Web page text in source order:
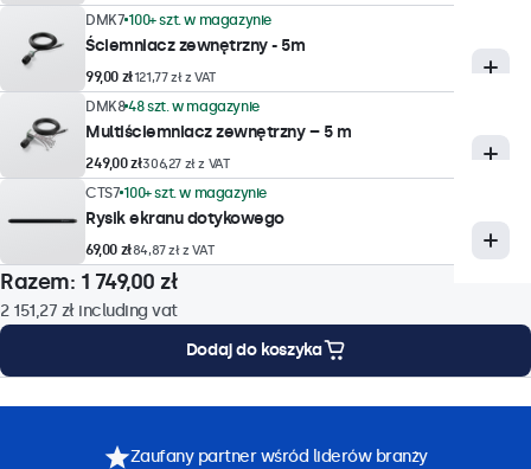
Obsługiwane rozdzielczości
maks. 1920 x 1080, min. 640 x 480
System
PAL/NTSC/SECAM
Technologia dotykowa
Pojemnościowa
Punkty dotyku
10 punktów (wielodotyk)
Interfejs dotykowy
Zgodny z USB HID
Sterowanie
DMK7 100+ szt. w magazynie
Ściemniacz zewnętrzny - 5m
99,00 zł121,77 zł z VAT
DMK8 48 szt. w magazynie
Multiściemniacz zewnętrzny – 5 m
249,00 zł306,27 zł z VAT
CTS7 100+ szt. w magazynie
Rysik ekranu dotykowego
69,00 zł84,87 zł z VAT
Razem: 1 749,00 zł
2 151,27 zł including vat
Dodaj do koszyka
Opcje montażu Specyfikacja Do pobrania Akcesoria
Zaufany partner wśród liderów branży